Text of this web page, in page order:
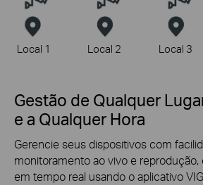
Local 1 Local 2 Local 3
Gestão de Qualquer
e a Qualquer Hora
Gerencie seus dispositivos com
monitoramento ao vivo e reprodução,
em tempo real usando o aplicativo